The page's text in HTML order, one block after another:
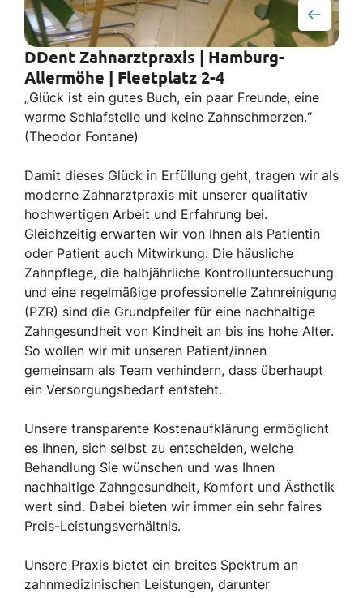
DDent Zahnarztpraxis | Hamburg-
Allermöhe | Fleetplatz 2-4
„Glück ist ein gutes Buch, ein paar Freunde, eine
warme Schlafstelle und keine Zahnschmerzen.“
(Theodor Fontane)
Damit dieses Glück in Erfüllung geht, tragen wir als
moderne Zahnarztpraxis mit unserer qualitativ
hochwertigen Arbeit und Erfahrung bei.
Gleichzeitig erwarten wir von Ihnen als Patientin
oder Patient auch Mitwirkung: Die häusliche
Zahnpflege, die halbjährliche Kontrolluntersuchung
und eine regelmäßige professionelle Zahnreinigung
(PZR) sind die Grundpfeiler für eine nachhaltige
Zahngesundheit von Kindheit an bis ins hohe Alter.
So wollen wir mit unseren Patient/innen
gemeinsam als Team verhindern, dass überhaupt
ein Versorgungsbedarf entsteht.
Unsere transparente Kostenaufklärung ermöglicht
es Ihnen, sich selbst zu entscheiden, welche
Behandlung Sie wünschen und was Ihnen
nachhaltige Zahngesundheit, Komfort und Ästhetik
wert sind. Dabei bieten wir immer ein sehr faires
Preis-Leistungsverhältnis.
Unsere Praxis bietet ein breites Spektrum an
zahnmedizinischen Leistungen, darunter